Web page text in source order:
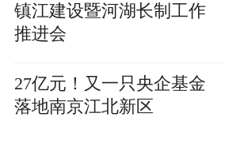
镇江建设暨河湖长制工作
推进会
27亿元！又一只央企基金
落地南京江北新区